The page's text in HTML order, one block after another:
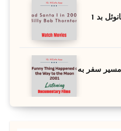
بد 1
مسیر سفر به